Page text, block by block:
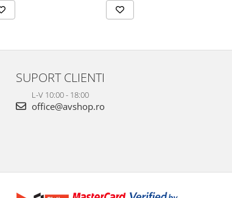
SUPORT CLIENTI
L-V 10:00 - 18:00
office@avshop.ro